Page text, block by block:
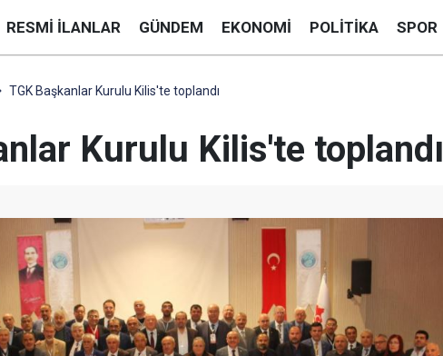
RESMI İLANLAR GÜNDEM EKONOMI POLITIKA SPOR
TGK Başkanlar Kurulu Kilis'te toplandı
Kurulu Kilis'te toplandı